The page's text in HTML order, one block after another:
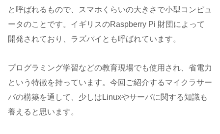
と呼ばれるもので、スマホくらいの大きさで小型コンピュ
ータのことです。イギリスのRaspberry Pi 財団によって
開発されており、ラズパイとも呼ばれています。
プログラミング学習などの教育現場でも使用され、省電力
という特徴を持っています。今回ご紹介するマイクラサー
バの構築を通して、少しはLinuxやサーバに関する知識も
養えると思います。